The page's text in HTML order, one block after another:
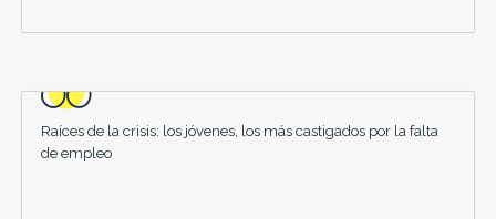
Raíces de la crisis: los jóvenes, los más castigados por la falta
de empleo